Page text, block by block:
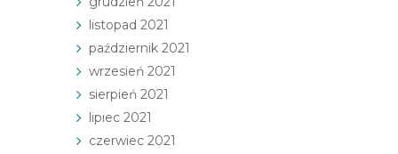
listopad 2021
październik 2021
wrzesień 2021
sierpień 2021
lipiec 2021
czerwiec 2021